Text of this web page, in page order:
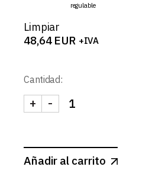
regulable
Limpiar
48,64 EUR +IVA
Cantidad:
DRACO-SPOT REDONDO
-
+
Añadir al carrito